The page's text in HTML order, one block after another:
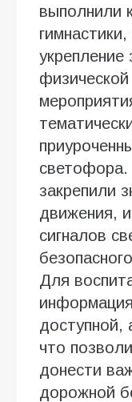
выполнили
укрепление
закрепили
движения,
сигналов
Для
доступной,
что
донести
дорожной